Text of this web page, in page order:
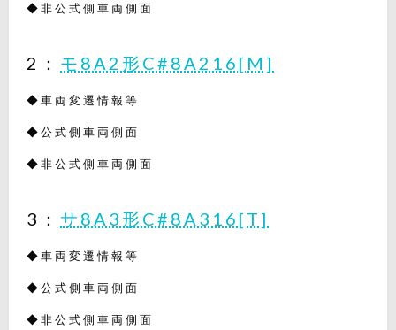
◆非公式側車両側面
2： モ8A2形C#8A216[M]
◆車両変遷情報等
◆公式側車両側面
◆非公式側車両側面
3： サ8A3形C#8A316[T]
◆車両変遷情報等
◆公式側車両側面
◆非公式側車両側面